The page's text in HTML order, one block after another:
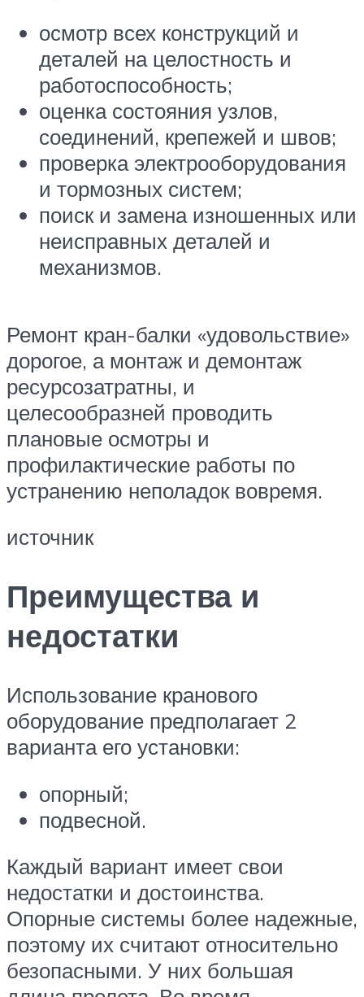
осмотр всех конструкций и
деталей на целостность и
работоспособность;
оценка состояния узлов,
соединений, крепежей и швов;
проверка электрооборудования
и тормозных систем;
поиск и замена изношенных или
неисправных деталей и
механизмов.
Ремонт кран-балки «удовольствие»
дорогое, а монтаж и демонтаж
ресурсозатратны, и
целесообразней проводить
плановые осмотры и
профилактические работы по
устранению неполадок вовремя.
источник
Преимущества и
недостатки
Использование кранового
оборудование предполагает 2
варианта его установки:
опорный;
подвесной.
Каждый вариант имеет свои
недостатки и достоинства.
Опорные системы более надежные,
поэтому их считают относительно
безопасными. У них большая